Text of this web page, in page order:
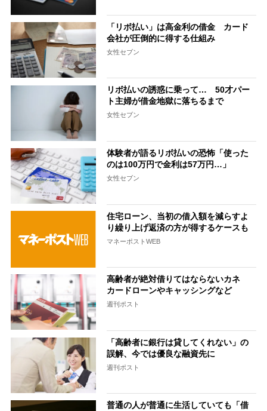
「リボ払い」は高金利の借金 カード
会社が圧倒的に得する仕組み
女性セブン
リボ払いの誘惑に乗って… 50才パー
ト主婦が借金地獄に落ちるまで
女性セブン
体験者が語るリボ払いの恐怖「使った
のは100万円で金利は57万円…」
女性セブン
住宅ローン、当初の借入額を減らすよ
り繰り上げ返済の方が得するケースも
マネーポストWEB
高齢者が絶対借りてはならないカネ
カードローンやキャッシングなど
週刊ポスト
「高齢者に銀行は貸してくれない」の
誤解、今では優良な融資先に
週刊ポスト
普通の人が普通に生活していても「借